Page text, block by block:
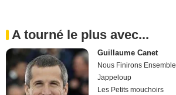
A tourné le plus avec...
Guillaume Canet
Nous Finirons Ensemble
Jappeloup
Les Petits mouchoirs